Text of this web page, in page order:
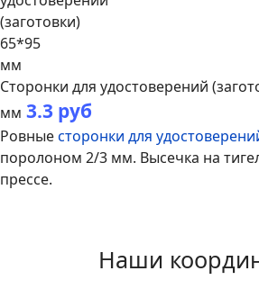
Сторонки для удостоверений
мм 3.3 руб
Ровныесторонки для
поролоном 2/3 мм. Высечка на
прессе.
Наши